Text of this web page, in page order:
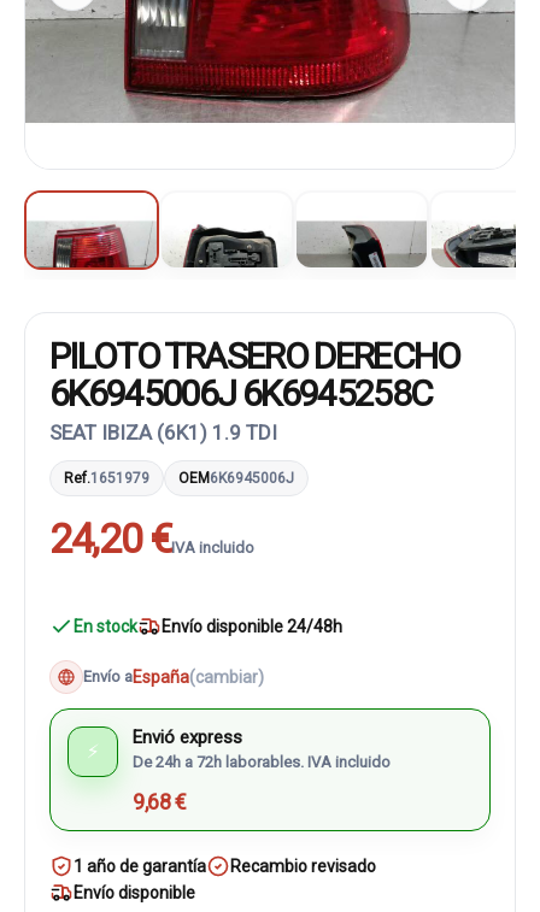
PILOTO TRASERO DERECHO
6K6945006J 6K6945258C
SEAT IBIZA (6K1) 1.9 TDI
Ref.1651979 OEM6K6945006J
24,20 €IVA incluido
En stock Envío disponible 24/48h
Envío aEspaña(cambiar)
⚡
Envió express
De 24h a 72h laborables. IVA incluido
9,68 €
1 año de garantía
Recambio revisado
Envío disponible